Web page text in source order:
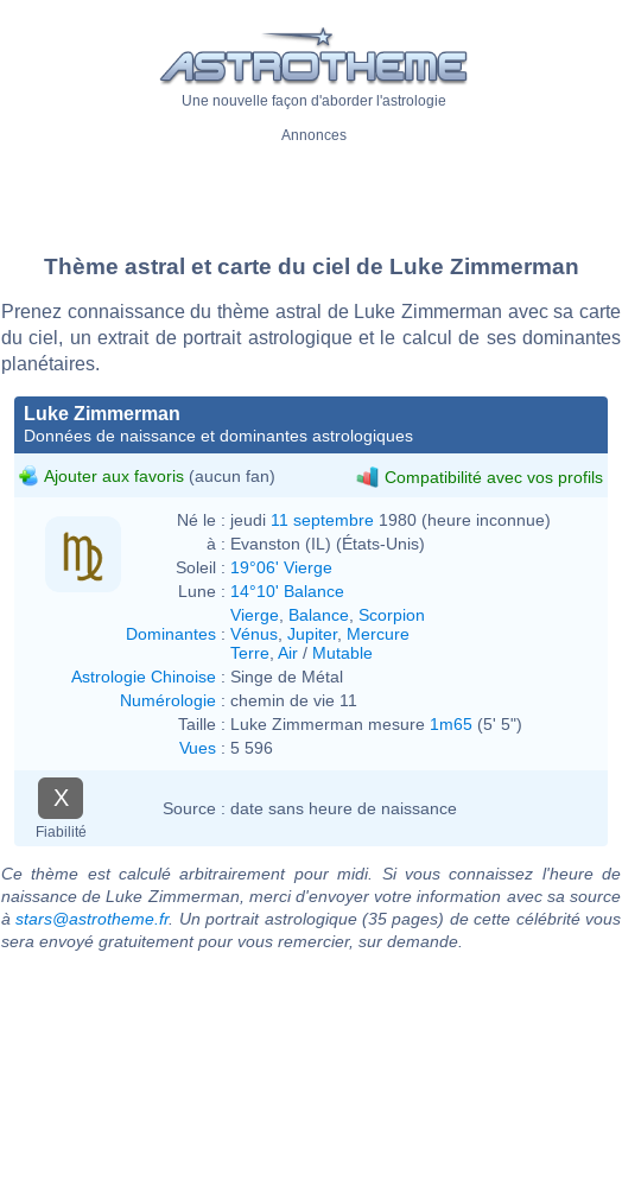
Une nouvelle façon d'aborder l'astrologie
Annonces
Thème astral et carte du ciel de Luke Zimmerman
Prenez connaissance du thème astral de Luke Zimmerman avec sa carte
du ciel, un extrait de portrait astrologique et le calcul de ses dominantes
planétaires.
Luke Zimmerman
Données de naissance et dominantes astrologiques
Ajouter aux favoris (aucun fan) Compatibilité avec vos profils
Né le : jeudi 11 septembre 1980 (heure inconnue)
à : Evanston (IL) (États-Unis)
Soleil : 19°06' Vierge
Lune : 14°10' Balance
Dominantes :
Vierge Balance Scorpion
Vénus Jupiter, Mercure
Terre Air / Mutable
Astrologie Chinoise : Singe de Métal
Numérologie : chemin de vie 11
Taille : Luke Zimmerman mesure 1m65 (5' 5")
Vues : 5 596
X
Fiabilité
Source : date sans heure de naissance
Ce thème est calculé arbitrairement pour midi. Si vous connaissez l'heure de
naissance de Luke Zimmerman, merci d'envoyer votre information avec sa source
àstars@astrotheme.fr. Un portrait astrologique (35 pages) de cette célébrité vous
sera envoyé gratuitement pour vous remercier, sur demande.